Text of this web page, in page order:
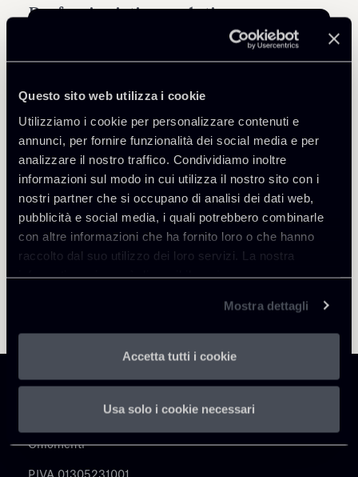
Questo sito web utilizza i cookie
Utilizziamo i cookie per personalizzare contenuti e
annunci, per fornire funzionalità dei social media e per
analizzare il nostro traffico. Condividiamo inoltre
informazioni sul modo in cui utilizza il nostro sito con i
nostri partner che si occupano di analisi dei dati web,
pubblicità e social media, i quali potrebbero combinarle
con altre informazioni che ha fornito loro o che hanno
raccolto dal suo utilizzo dei loro servizi. La nostra
informativa privacy è disponibilequi.
Mostra dettagli
Accetta tutti i cookie
Usa solo i cookie necessari
Torna agli Insights
Professionisti correlati
Filippo Corsini
Milano
Scopri il professionista
Chiomenti